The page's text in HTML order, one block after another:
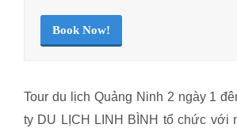
Book Now!
Tour du lịch Quảng Ninh 2 ngày 1
ty DU LỊCH LINH BÌNH tổ chức với